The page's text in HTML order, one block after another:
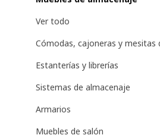
Ver todo
Cómodas, cajoneras y mesitas
Estanterías y librerías
Sistemas de almacenaje
Armarios
Muebles de salón